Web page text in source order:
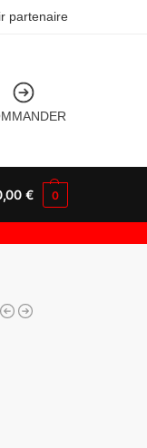
partenaire
€ 0